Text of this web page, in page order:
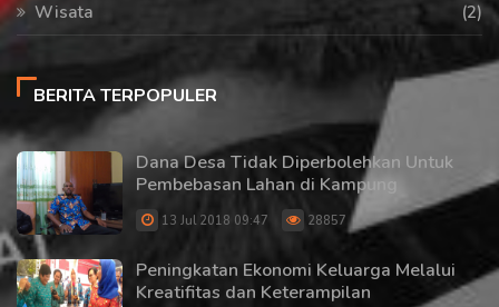
Wisata
(2)
BERITA TERPOPULER
Dana Desa Tidak Diperbolehkan Untuk
Pembebasan Lahan di Kampung
13 Jul 2018 09:47 28857
Peningkatan Ekonomi Keluarga Melalui
Kreatifitas dan Keterampilan